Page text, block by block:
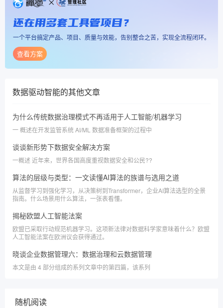
还在用多套工具管项目？
一个平台搞定产品、项目、质量与效能，告别整合之苦，实现全流程闭环。
查看方案
数据驱动智能的其他文章
为什么传统数据治理模式不再适用于人工智能/机器学习
一 概述在开发监管系统 AI/ML 数据准备框架的过程中
谈谈新形势下数据安全解决方案
一概述 近年来，世界各国高度重视数据安全和公民??
算法的层级与类型：一文读懂AI算法的族谱与选用之道
从监督学习到强化学习，从决策树到Transformer，企业AI算法选型的全景
指南。什么场景用什么算法，一张表看懂。
揭秘欧盟人工智能法案
欧盟已采取行动规范机器学习。这项新法律对数据科学家意味着什么？欧盟
人工智能法案在欧洲议会获得通过。
晓谈企业数据管理六：数据治理和云数据管理
本文是由 4 部分组成的系列文章中的第四篇，该系列
随机阅读